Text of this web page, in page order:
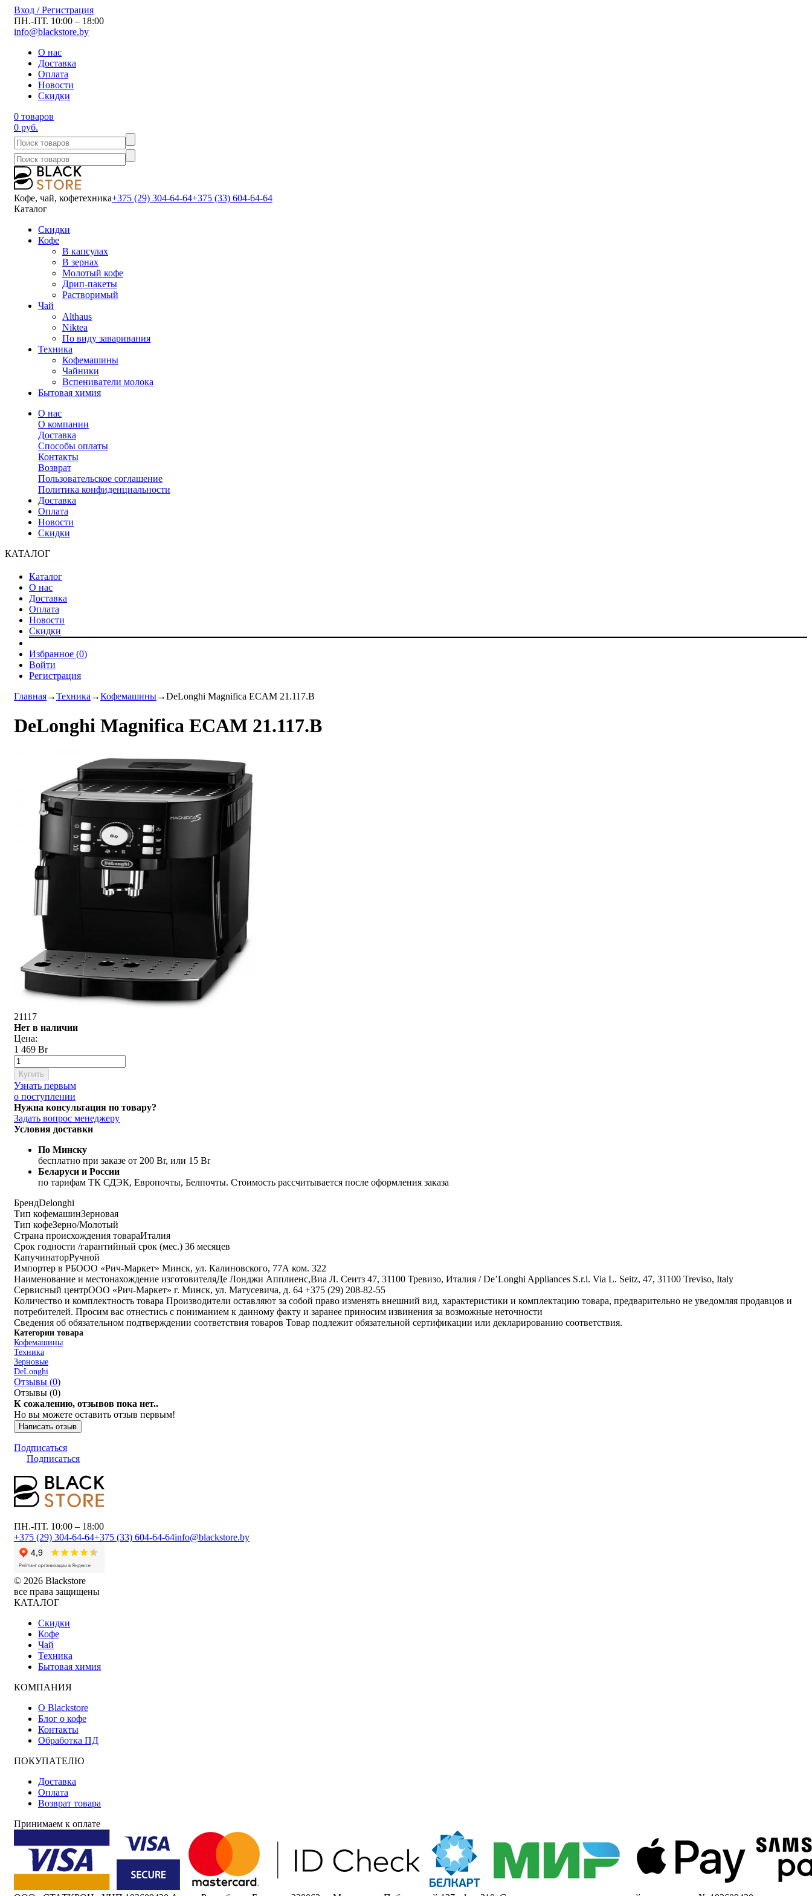
Вход / Регистрация
ПН.-ПТ. 10:00 – 18:00
info@blackstore.by
О нас
Доставка
Оплата
Новости
Скидки
0 товаров
0 руб.
Кофе, чай, кофетехника+375 (29) 304-64-64+375 (33) 604-64-64
Каталог
Скидки
Кофе
В капсулах
В зернах
Молотый кофе
Дрип-пакеты
Растворимый
Чай
Althaus
Niktea
По виду заваривания
Техника
Кофемашины
Чайники
Вспениватели молока
Бытовая химия
О нас
О компании
Доставка
Способы оплаты
Контакты
Возврат
Пользовательское соглашение
Политика конфиденциальности
Доставка
Оплата
Новости
Скидки
КАТАЛОГ
Каталог
О нас
Доставка
Оплата
Новости
Скидки
Избранное (0)
Войти
Регистрация
Главная→Техника →Кофемашины→DeLonghi Magnifica ECAM 21.117.B
DeLonghi Magnifica ECAM 21.117.B
21117
Нет в наличии
Цена:
1 469 Br
Купить
Узнать первым
о поступлении
Нужна консультация по товару?
Задать вопрос менеджеру
Условия доставки
По Минску
бесплатно при заказе от 200 Br, или 15 Br
Беларуси и России
по тарифам ТК СДЭК, Европочты, Белпочты. Стоимость рассчитывается после оформления заказа
БрендDelonghi
Тип кофемашинЗерновая
Тип кофеЗерно/Молотый
Страна происхождения товараИталия
Срок годности /гарантийный срок (мес.) 36 месяцев
КапучинаторРучной
Импортер в РБООО «Рич-Маркет» Минск, ул. Калиновского, 77А ком. 322
Наименование и местонахождение изготовителяДе Лонджи Апплиенс,Виа Л. Сеитз 47, 31100 Тревизо, Италия / De’Longhi Appliances S.r.l. Via L. Seitz, 47, 31100 Treviso, Italy
Cервисный центрООО «Рич-Маркет» г. Минск, ул. Матусевича, д. 64 +375 (29) 208-82-55
Количество и комплектность товара Производители оставляют за собой право изменять внешний вид, характеристики и комплектацию товара, предварительно не уведомляя продавцов и
потребителей. Просим вас отнестись с пониманием к данному факту и заранее приносим извинения за возможные неточности
Сведения об обязательном подтверждении соответствия товаров Товар подлежит обязательной сертификации или декларированию соответствия.
Категории товара
Кофемашины
Техника
Зерновые
DeLonghi
Отзывы (0)
Отзывы (0)
К сожалению, отзывов пока нет..
Но вы можете оставить отзыв первым!
Написать отзыв
Подписаться
Подписаться
ПН.-ПТ. 10:00 – 18:00
+375 (29) 304-64-64+375 (33) 604-64-64info@blackstore.by
© 2026 Blackstore
все права защищены
КАТАЛОГ
Скидки
Кофе
Чай
Техника
Бытовая химия
КОМПАНИЯ
О Blackstore
Блог о кофе
Контакты
Обработка ПД
ПОКУПАТЕЛЮ
Доставка
Оплата
Возврат товара
Принимаем к оплате